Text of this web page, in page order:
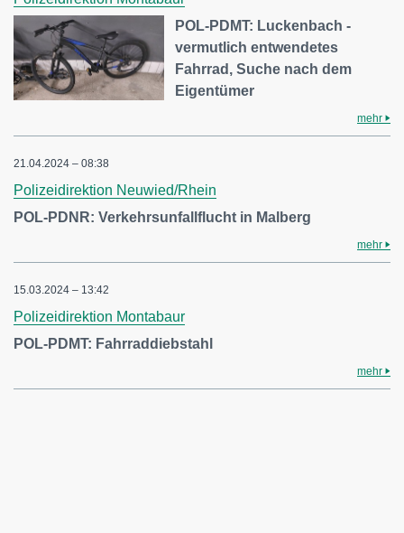
POL-PDMT: Luckenbach -
vermutlich entwendetes
Fahrrad, Suche nach dem
Eigentümer
mehr
21.04.2024 – 08:38
Polizeidirektion Neuwied/Rhein
POL-PDNR: Verkehrsunfallflucht in Malberg
mehr
15.03.2024 – 13:42
Polizeidirektion Montabaur
POL-PDMT: Fahrraddiebstahl
mehr